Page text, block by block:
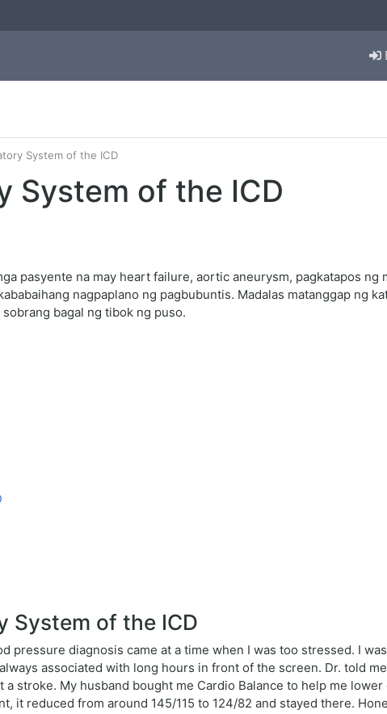
System of the ICD
System of the ICD
pasyente na may heart failure, aortic aneurysm, pagkatapos ng
nagpaplano ng pagbubuntis. Madalas matanggap ng
bagal ng tibok ng puso.
System of the ICD
pressure diagnosis came at a time when I was too stressed. I
associated with long hours in front of the screen. Dr. told
stroke. My husband bought me Cardio Balance to help me lower
it reduced from around 145/115 to 124/82 and stayed there.